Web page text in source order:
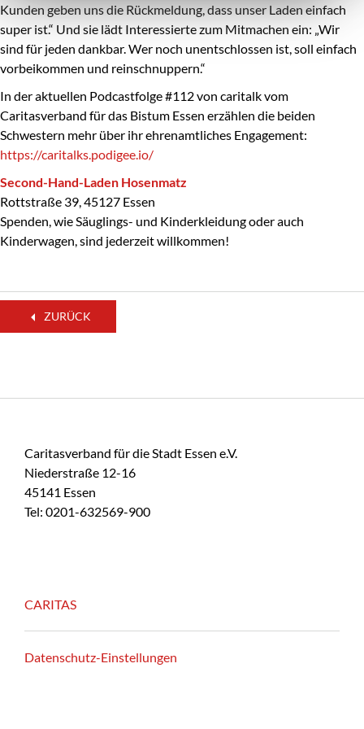
Kunden geben uns die Rückmeldung, dass unser Laden einfach
super ist.“ Und sie lädt Interessierte zum Mitmachen ein: „Wir
sind für jeden dankbar. Wer noch unentschlossen ist, soll einfach
vorbeikommen und reinschnuppern.“
In der aktuellen Podcastfolge #112 von caritalk vom
Caritasverband für das Bistum Essen erzählen die beiden
Schwestern mehr über ihr ehrenamtliches Engagement:
https://caritalks.podigee.io/
Second-Hand-Laden Hosenmatz
Rottstraße 39, 45127 Essen
Spenden, wie Säuglings- und Kinderkleidung oder auch
Kinderwagen, sind jederzeit willkommen!
ZURÜCK
Caritasverband für die Stadt Essen e.V.
Niederstraße 12-16
45141 Essen
Tel: 0201-632569-900
CARITAS
Datenschutz-Einstellungen